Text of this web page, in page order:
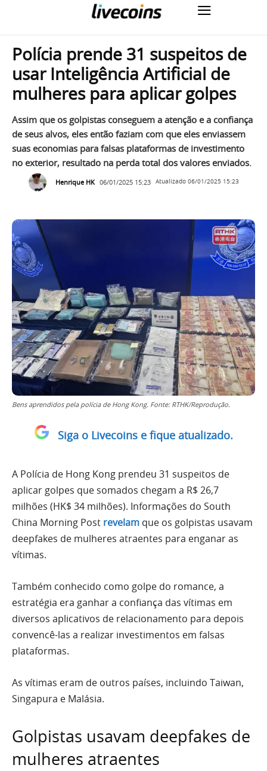
Polícia prende 31 suspeitos de
usar Inteligência Artificial de
mulheres para aplicar golpes
Assim que os golpistas conseguem a atenção e a confiança
de seus alvos, eles então faziam com que eles enviassem
suas economias para falsas plataformas de investimento
no exterior, resultado na perda total dos valores enviados.
Henrique HK 06/01/2025 15:23 Atualizado 06/01/2025 15:23
Bens aprendidos pela polícia de Hong Kong. Fonte: RTHK/Reprodução.
Siga o Livecoins e fique atualizado.
A Polícia de Hong Kong prendeu 31 suspeitos de
aplicar golpes que somados chegam a R$ 26,7
milhões (HK$ 34 milhões). Informações do South
China Morning Post revelam que os golpistas usavam
deepfakes de mulheres atraentes para enganar as
vítimas.
Também conhecido como golpe do romance, a
estratégia era ganhar a confiança das vítimas em
diversos aplicativos de relacionamento para depois
convencê-las a realizar investimentos em falsas
plataformas.
As vítimas eram de outros países, incluindo Taiwan,
Singapura e Malásia.
Golpistas usavam deepfakes de
mulheres atraentes